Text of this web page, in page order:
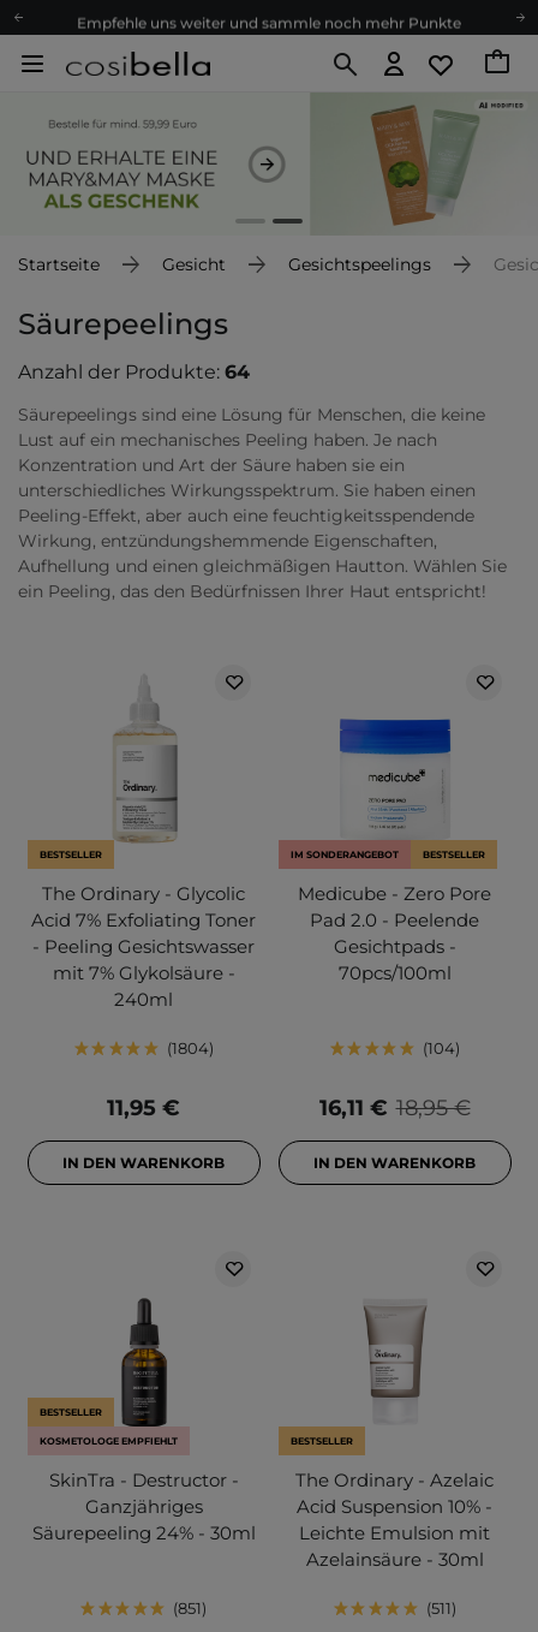
Empfehle uns weiter und sammle noch mehr Punkte
Kostenloser Versand ab 60 €
Versand nach Deutschland und Österreich
Treueprogramm
Lieferung in 1-2 Tagen
Empfehle uns weiter und sammle noch mehr Punkte
Kostenloser Versand ab 60 €
Startseite Gesicht Gesichtspeelings
Säurepeelings
Anzahl der Produkte: 64
Säurepeelings sind eine Lösung für Menschen, die keine
Lust auf ein mechanisches Peeling haben. Je nach
Konzentration und Art der Säure haben sie ein
unterschiedliches Wirkungsspektrum. Sie haben einen
Peeling-Effekt, aber auch eine feuchtigkeitsspendende
Wirkung, entzündungshemmende Eigenschaften,
Aufhellung und einen gleichmäßigen Hautton. Wählen Sie
ein Peeling, das den Bedürfnissen Ihrer Haut entspricht!
BESTSELLER
The Ordinary - Glycolic
Acid 7% Exfoliating Toner
- Peeling Gesichtswasser
mit 7% Glykolsäure -
240ml
1804
11,95 €
IN DEN WARENKORB
IM SONDERANGEBOT BESTSELLER
Medicube - Zero Pore
Pad 2.0 - Peelende
Gesichtpads -
70pcs/100ml
104
18,95 €
16,11 €
IN DEN WARENKORB
BESTSELLER
KOSMETOLOGE EMPFIEHLT
SkinTra - Destructor -
Ganzjähriges
Säurepeeling 24% - 30ml
851
BESTSELLER
The Ordinary - Azelaic
Acid Suspension 10% -
Leichte Emulsion mit
Azelainsäure - 30ml
511